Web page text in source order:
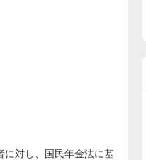
に対し、国民年金法に基